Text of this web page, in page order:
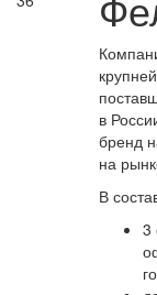
в
бренд
на
В
3